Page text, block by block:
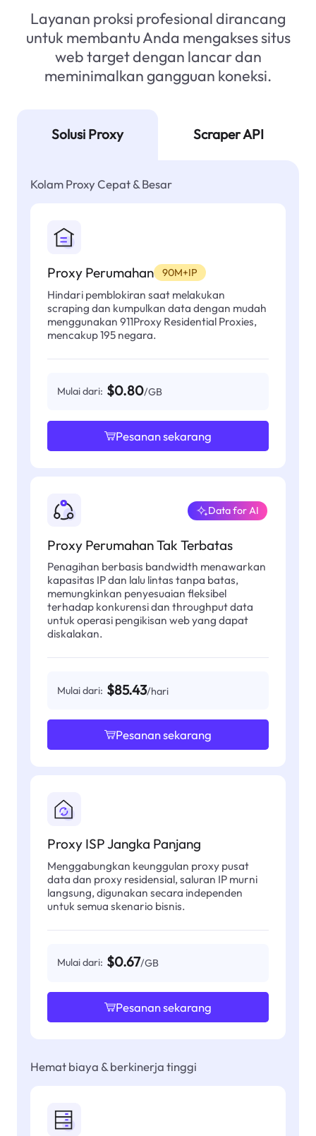
Layanan proksi profesional dirancang
untuk membantu Anda mengakses situs
web target dengan lancar dan
meminimalkan gangguan koneksi.
Solusi Proxy Scraper API
Kolam Proxy Cepat & Besar
Proxy Perumahan 90M+IP
Hindari pemblokiran saat melakukan
scraping dan kumpulkan data dengan mudah
menggunakan 911Proxy Residential Proxies,
mencakup 195 negara.
Mulai dari: $0.80/GB
Pesanan sekarang
Proxy Perumahan Tak Terbatas
Data for AI
Penagihan berbasis bandwidth menawarkan
kapasitas IP dan lalu lintas tanpa batas,
memungkinkan penyesuaian fleksibel
terhadap konkurensi dan throughput data
untuk operasi pengikisan web yang dapat
diskalakan.
Mulai dari: $85.43/hari
Pesanan sekarang
Proxy ISP Jangka Panjang
Menggabungkan keunggulan proxy pusat
data dan proxy residensial, saluran IP murni
langsung, digunakan secara independen
untuk semua skenario bisnis.
Mulai dari: $0.67/GB
Pesanan sekarang
Hemat biaya & berkinerja tinggi